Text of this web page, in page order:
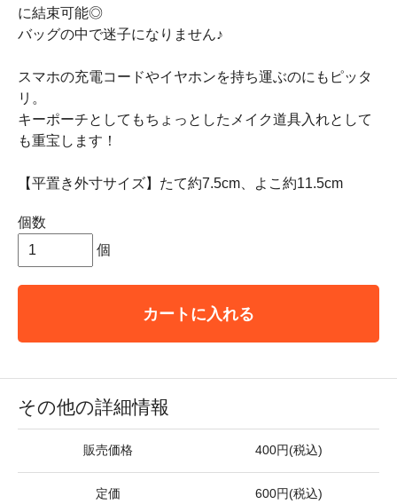
に結束可能◎
バッグの中で迷子になりません♪
スマホの充電コードやイヤホンを持ち運ぶのにもピッタ
リ。
キーポーチとしてもちょっとしたメイク道具入れとして
も重宝します！
【平置き外寸サイズ】たて約7.5cm、よこ約11.5cm
個数
個
カートに入れる
その他の詳細情報
販売価格 400円(税込)
定価 600円(税込)